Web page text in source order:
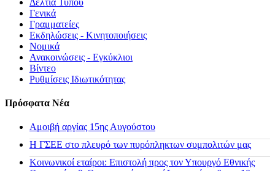
Γενικά
Γραμματείες
Εκδηλώσεις - Κινητοποιήσεις
Νομικά
Ανακοινώσεις - Εγκύκλιοι
Βίντεο
Ρυθμίσεις Ιδιωτικότητας
Πρόσφατα Νέα
Αμοιβή αργίας 15ης Αυγούστου
H ΓΣΕΕ στο πλευρό των πυρόπληκτων συμπολιτών μας
Κοινωνικοί εταίροι: Επιστολή προς τον Υπουργό Εθνικής